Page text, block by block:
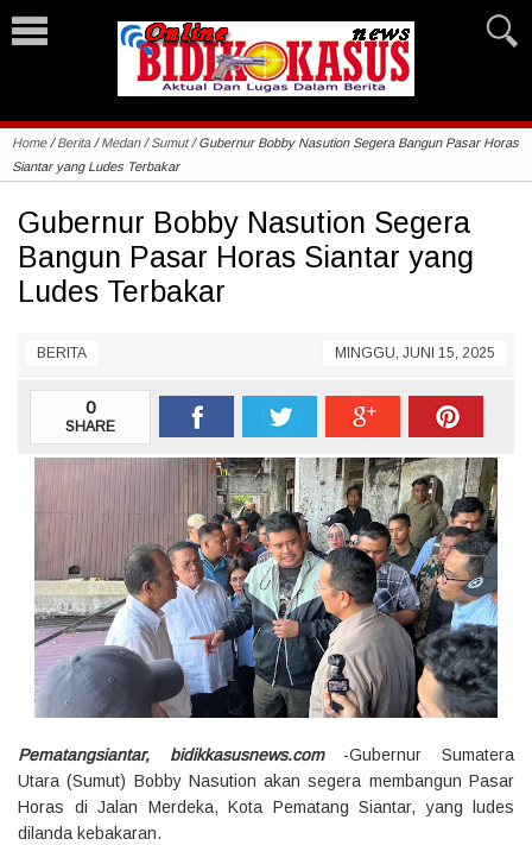
Home/Berita/Medan/Sumut/Gubernur Bobby Nasution Segera Bangun Pasar Horas
Siantar yang Ludes Terbakar
Gubernur Bobby Nasution Segera
Bangun Pasar Horas Siantar yang
Ludes Terbakar
BERITA MINGGU, JUNI 15, 2025
0
SHARE
Pematangsiantar, bidikkasusnews.com-Gubernur Sumatera
Utara (Sumut) Bobby Nasution akan segera membangun Pasar
Horas di Jalan Merdeka, Kota Pematang Siantar, yang ludes
dilanda kebakaran.